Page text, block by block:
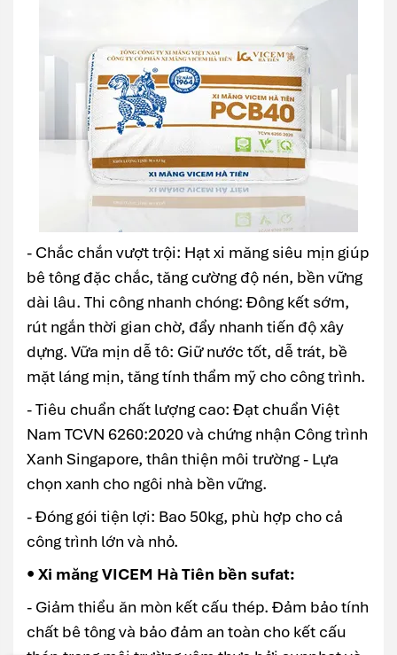
- Chắc chắn vượt trội: Hạt xi măng siêu mịn giúp
bê tông đặc chắc, tăng cường độ nén, bền vững
dài lâu. Thi công nhanh chóng: Đông kết sớm,
rút ngắn thời gian chờ, đẩy nhanh tiến độ xây
dựng. Vữa mịn dễ tô: Giữ nước tốt, dễ trát, bề
mặt láng mịn, tăng tính thẩm mỹ cho công trình.
- Tiêu chuẩn chất lượng cao: Đạt chuẩn Việt
Nam TCVN 6260:2020 và chứng nhận Công trình
Xanh Singapore, thân thiện môi trường - Lựa
chọn xanh cho ngôi nhà bền vững.
- Đóng gói tiện lợi: Bao 50kg, phù hợp cho cả
công trình lớn và nhỏ.
• Xi măng VICEM Hà Tiên bền sufat:
- Giảm thiểu ăn mòn kết cấu thép. Đảm bảo tính
chất bê tông và bảo đảm an toàn cho kết cấu